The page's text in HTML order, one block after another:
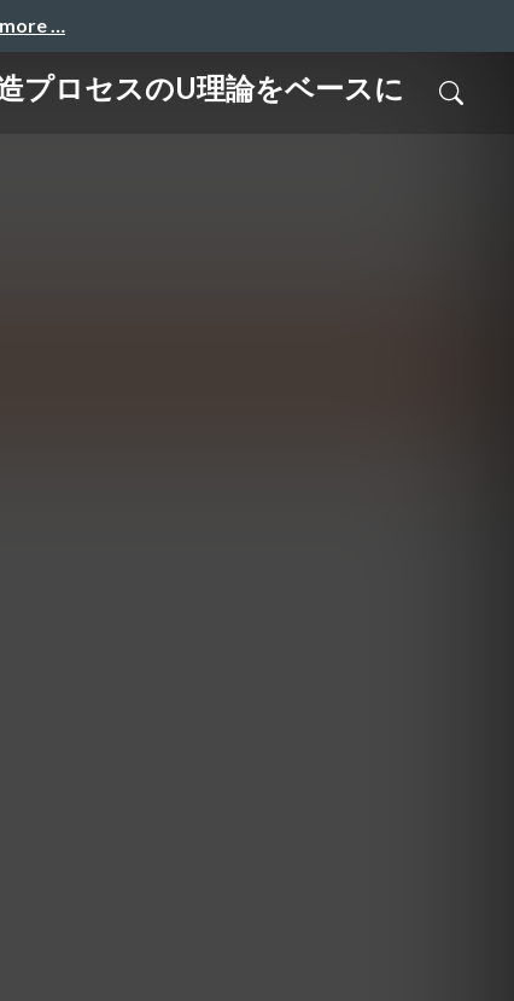
…
プロセスのU理論をベースに